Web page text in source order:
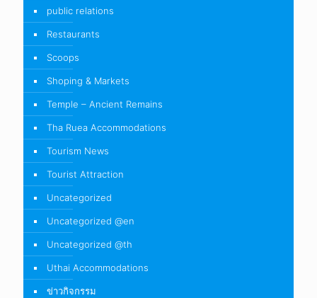
public relations
Restaurants
Scoops
Shoping & Markets
Temple – Ancient Remains
Tha Ruea Accommodations
Tourism News
Tourist Attraction
Uncategorized
Uncategorized @en
Uncategorized @th
Uthai Accommodations
ข่าวกิจกรรม